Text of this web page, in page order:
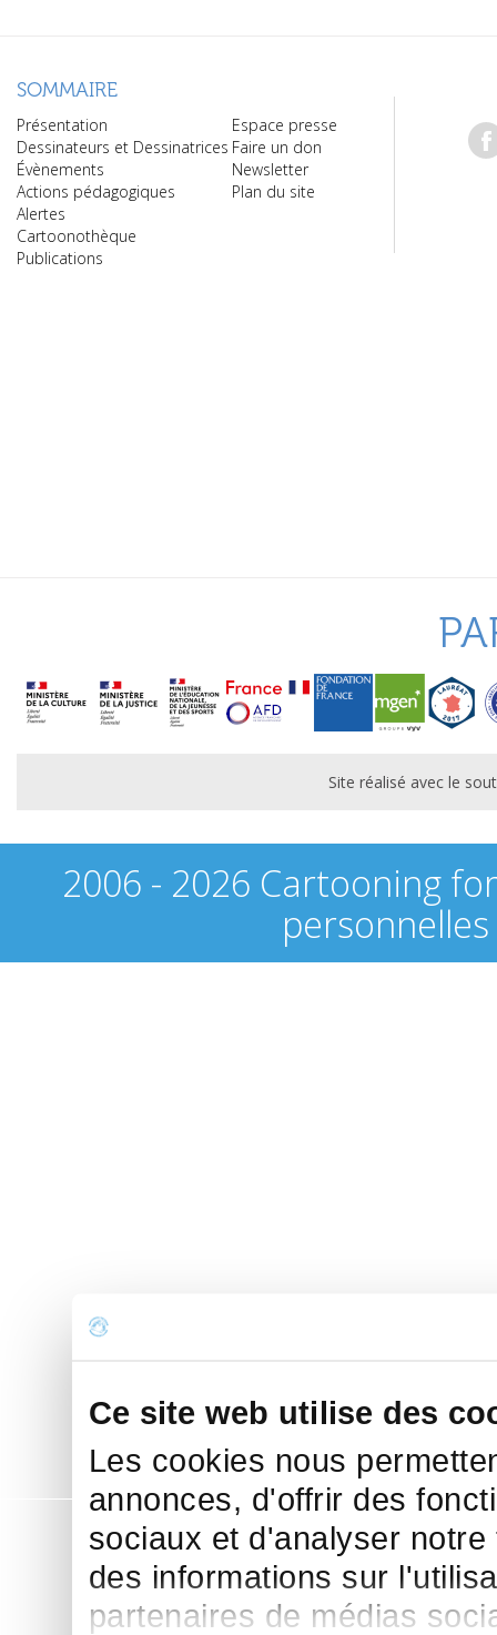
Ce site web utilise des
Les cookies nous
annonces, d'offrir des
sociaux et d'analyser
des informations sur
partenaires de médias
SOMMAIRE
Présentation
Dessinateurs et Dessinatrices
Évènements
Actions pédagogiques
Alertes
Cartoonothèque
Publications
Espace presse
Faire un don
Newsletter
Plan du site
Site réalisé avec le
2006 - 2026 Cartooning
personnelles